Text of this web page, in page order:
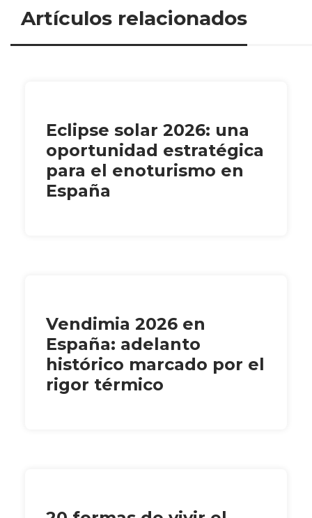
Artículos relacionados
Eclipse solar 2026: una
oportunidad estratégica
para el enoturismo en
España
Vendimia 2026 en
España: adelanto
histórico marcado por el
rigor térmico